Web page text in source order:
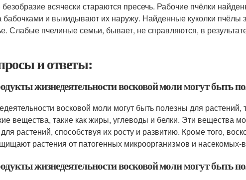
всячески стараются пресечь. Рабочие пчёлки
бабочками и выкидывают их наружу. Найденные куколки пчёлы
Слабые пчелиные семьи, бывает, не справляются, в
и ответы:
жизнедеятельности восковой моли могут быть
восковой моли могут быть полезны для растений,
вещества, такие как жиры, углеводы и белки. Эти вещества
растений, способствуя их росту и развитию. Кроме того,
растения от патогенных микроорганизмов и насекомых-
жизнедеятельности восковой моли могут быть